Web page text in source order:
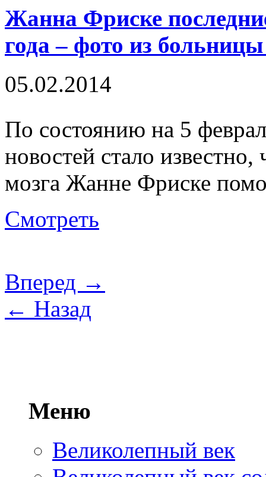
Жанна Фриске
года – фото из
05.02.2014
По состоянию на 5
новостей стало
мозга Жанне Фриске
Смотреть
Вперед →
← Назад
Меню
Великолепный век